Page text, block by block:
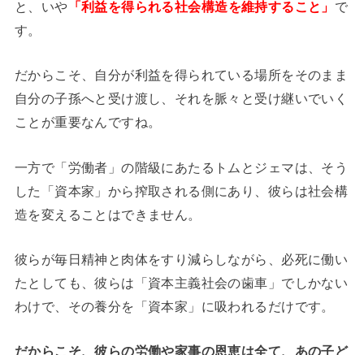
と、いや 「利益を得られる社会構造を維持すること」 で
す。
だからこそ、自分が利益を得られている場所をそのまま
自分の子孫へと受け渡し、それを脈々と受け継いでいく
ことが重要なんですね。
一方で「労働者」の階級にあたるトムとジェマは、そう
した「資本家」から搾取される側にあり、彼らは社会構
造を変えることはできません。
彼らが毎日精神と肉体をすり減らしながら、必死に働い
たとしても、彼らは「資本主義社会の歯車」でしかない
わけで、その養分を「資本家」に吸われるだけです。
だからこそ、彼らの労働や家事の恩恵は全て、あの子ど